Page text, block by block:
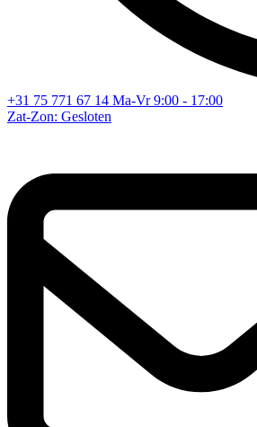
+31 75 771 67 14 Ma-Vr 9:00 - 17:00
Zat-Zon: Gesloten